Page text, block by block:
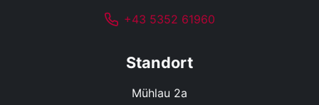
+43 5352 61960
Standort
Mühlau 2a